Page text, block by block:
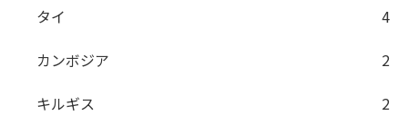
タイ
4
カンボジア
2
キルギス
2